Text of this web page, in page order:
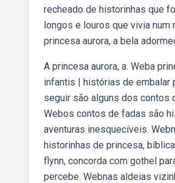
recheado de historinhas que
longos e louros que vivia num
princesa aurora, a bela
A princesa aurora, a. Weba
infantis | histórias de embalar
seguir são alguns dos contos
Webos contos de fadas são
aventuras inesquecíveis.
historinhas de princesa,
flynn, concorda com gothel
percebe. Webnas aldeias